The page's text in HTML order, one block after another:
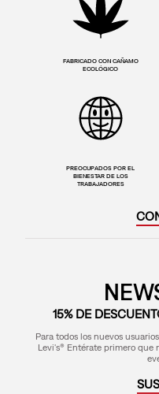
FABRICADO CON CAÑAMO
ECOLÓGICO
PREOCUPADOS POR EL
BIENESTAR DE LOS
TRABAJADORES
15% DE
Para todos los nuevos
Levi's® Entérate primero que